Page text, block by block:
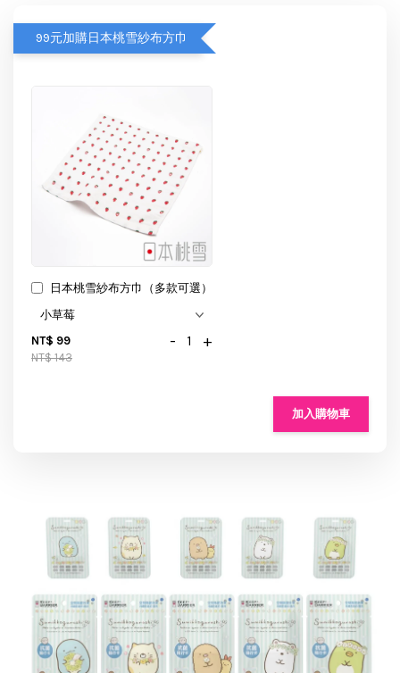
99元加購日本桃雪紗布方巾
日本桃雪紗布方巾（多款可選）
NT$ 99
NT$ 143
- +
加入購物車